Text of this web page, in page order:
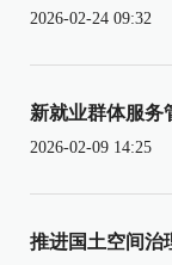
2026-02-24 09:32
新就业群体服务
2026-02-09 14:25
推进国土空间治